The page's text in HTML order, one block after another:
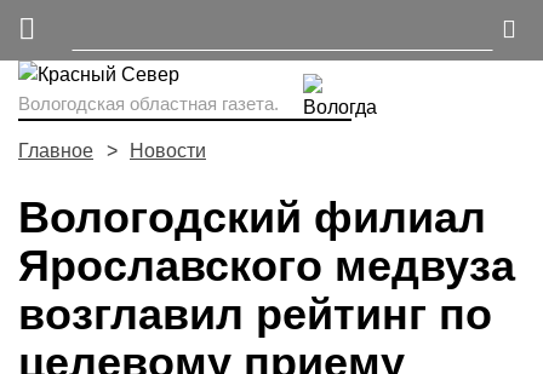
Вологодская областная газета.
Главное Новости
Вологодский филиал
Ярославского медвуза
возглавил рейтинг по
целевому приему